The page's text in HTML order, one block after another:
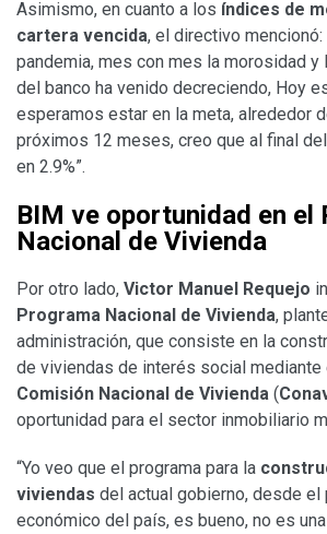
Asimismo, en cuanto a los índices de
cartera vencida, el directivo
pandemia, mes con mes la morosidad y
del banco ha venido decreciendo, Hoy
esperamos estar en la meta, alrededor
próximos 12 meses, creo que al final
en 2.9%”.
BIM ve oportunidad en el
Nacional de Vivienda
Por otro lado, Victor Manuel Requejo
Programa Nacional de Vivienda,
administración, que consiste en la
de viviendas de interés social mediante
Comisión Nacional de Vivienda (
oportunidad para el sector inmobiliario
“Yo veo que el programa para la
viviendas del actual gobierno, desde el
económico del país, es bueno, no es